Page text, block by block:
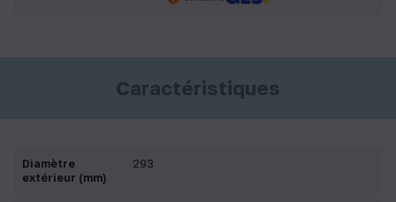
Caractéristiques
Diamètre
extérieur (mm)
293